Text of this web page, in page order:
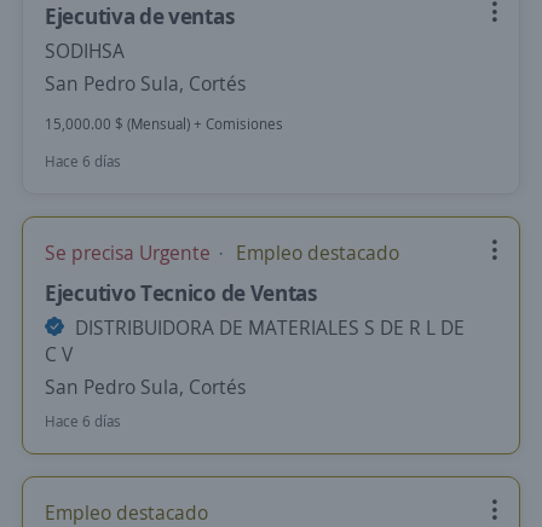
Ejecutiva de ventas
SODIHSA
San Pedro Sula, Cortés
15,000.00 $ (Mensual) + Comisiones
Hace 6 días
Se precisa Urgente Empleo destacado
Ejecutivo Tecnico de Ventas
DISTRIBUIDORA DE MATERIALES S DE R L DE
C V
San Pedro Sula, Cortés
Hace 6 días
Empleo destacado